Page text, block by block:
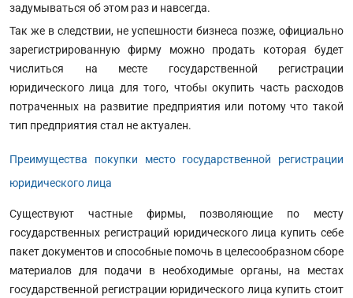
задумываться об этом раз и навсегда.
Так же в следствии, не успешности бизнеса позже, официально
зарегистрированную фирму можно продать которая будет
числиться на месте государственной регистрации
юридического лица для того, чтобы окупить часть расходов
потраченных на развитие предприятия или потому что такой
тип предприятия стал не актуален.
Преимущества покупки место государственной регистрации
юридического лица
Существуют частные фирмы, позволяющие по месту
государственных регистраций юридического лица купить себе
пакет документов и способные помочь в целесообразном сборе
материалов для подачи в необходимые органы, на местах
государственной регистрации юридического лица купить стоит